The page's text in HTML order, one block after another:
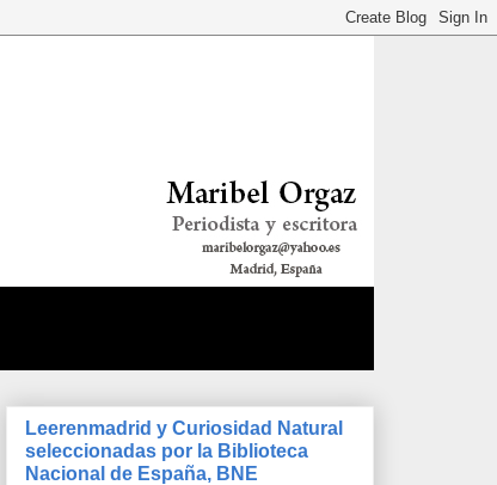
Leerenmadrid y Curiosidad Natural
seleccionadas por la Biblioteca
Nacional de España, BNE